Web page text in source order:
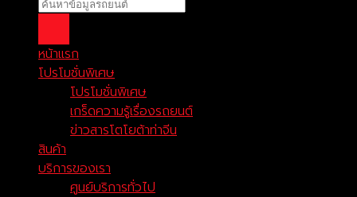
หน้าแรก
โปรโมชั่นพิเศษ
โปรโมชั่นพิเศษ
เกร็ดความรู้เรื่องรถยนต์
ข่าวสารโตโยต้าท่าจีน
สินค้า
บริการของเรา
ศูนย์บริการทั่วไป